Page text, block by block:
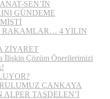
SEN’İN
GÜNDEME
RAKAMLAR… 4 YILIN
ZİYARET
İlişkin Çözüm Önerilerimizi
ÇANKAYA
ALPER TAŞDELEN’İ